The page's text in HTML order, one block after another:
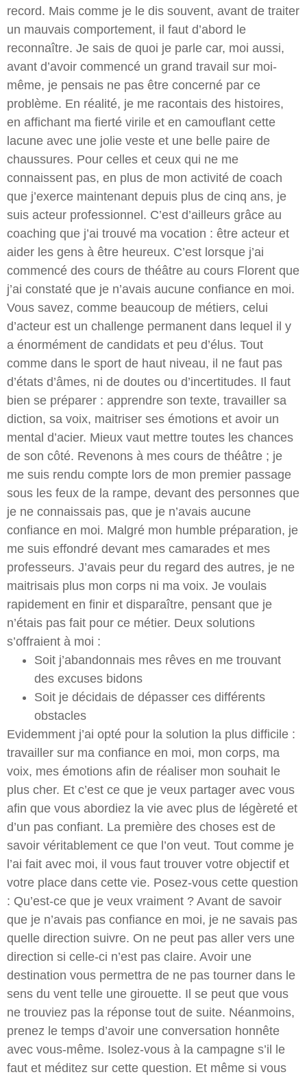
record. Mais comme je le dis souvent, avant de traiter
un mauvais comportement, il faut d’abord le
reconnaître. Je sais de quoi je parle car, moi aussi,
avant d’avoir commencé un grand travail sur moi-
même, je pensais ne pas être concerné par ce
problème. En réalité, je me racontais des histoires,
en affichant ma fierté virile et en camouflant cette
lacune avec une jolie veste et une belle paire de
chaussures. Pour celles et ceux qui ne me
connaissent pas, en plus de mon activité de coach
que j’exerce maintenant depuis plus de cinq ans, je
suis acteur professionnel. C’est d’ailleurs grâce au
coaching que j’ai trouvé ma vocation : être acteur et
aider les gens à être heureux. C’est lorsque j’ai
commencé des cours de théâtre au cours Florent que
j’ai constaté que je n’avais aucune confiance en moi.
Vous savez, comme beaucoup de métiers, celui
d’acteur est un challenge permanent dans lequel il y
a énormément de candidats et peu d’élus. Tout
comme dans le sport de haut niveau, il ne faut pas
d’états d’âmes, ni de doutes ou d’incertitudes. Il faut
bien se préparer : apprendre son texte, travailler sa
diction, sa voix, maitriser ses émotions et avoir un
mental d’acier. Mieux vaut mettre toutes les chances
de son côté. Revenons à mes cours de théâtre ; je
me suis rendu compte lors de mon premier passage
sous les feux de la rampe, devant des personnes que
je ne connaissais pas, que je n’avais aucune
confiance en moi. Malgré mon humble préparation, je
me suis effondré devant mes camarades et mes
professeurs. J’avais peur du regard des autres, je ne
maitrisais plus mon corps ni ma voix. Je voulais
rapidement en finir et disparaître, pensant que je
n’étais pas fait pour ce métier. Deux solutions
s’offraient à moi :
Soit j’abandonnais mes rêves en me trouvant
des excuses bidons
Soit je décidais de dépasser ces différents
obstacles
Evidemment j’ai opté pour la solution la plus difficile :
travailler sur ma confiance en moi, mon corps, ma
voix, mes émotions afin de réaliser mon souhait le
plus cher. Et c’est ce que je veux partager avec vous
afin que vous abordiez la vie avec plus de légèreté et
d’un pas confiant. La première des choses est de
savoir véritablement ce que l’on veut. Tout comme je
l’ai fait avec moi, il vous faut trouver votre objectif et
votre place dans cette vie. Posez-vous cette question
: Qu’est-ce que je veux vraiment ? Avant de savoir
que je n’avais pas confiance en moi, je ne savais pas
quelle direction suivre. On ne peut pas aller vers une
direction si celle-ci n’est pas claire. Avoir une
destination vous permettra de ne pas tourner dans le
sens du vent telle une girouette. Il se peut que vous
ne trouviez pas la réponse tout de suite. Néanmoins,
prenez le temps d’avoir une conversation honnête
avec vous-même. Isolez-vous à la campagne s’il le
faut et méditez sur cette question. Et même si vous